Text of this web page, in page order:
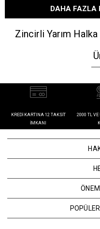
DAHA FAZLA
Zincirli Yarım
KREDI KARTINA 12 TAKSIT
İMKANI
2000 TL VE